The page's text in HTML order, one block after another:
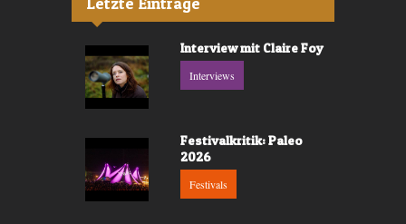
Interview mit Claire Foy
Interviews
Festivalkritik: Paleo
2026
Festivals